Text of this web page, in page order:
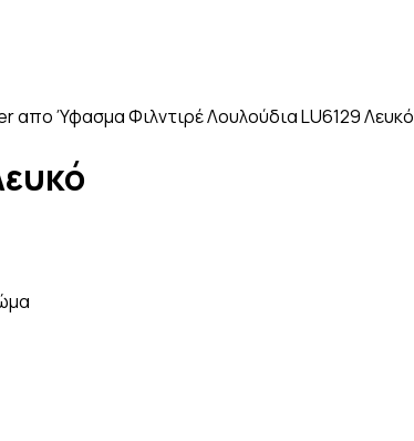
απο Ύφασμα Φιλντιρέ Λουλούδια LU6129 Λευκό